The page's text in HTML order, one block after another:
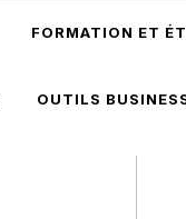
FORMATION ET
OUTILS